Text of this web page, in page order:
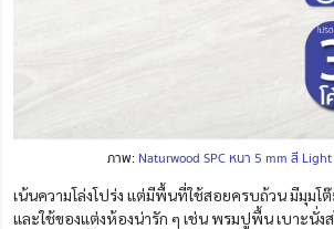
ภาพ: Naturwood SPC หนา 5 mm สี
เน้นความโล่งโปร่ง แต่มีพื้นที่ใช้สอยครบถ้วน มีมุมโ
และใช้ของแต่งห้องน่ารัก ๆ เช่น พรมปูพื้น เบาะนั่งส